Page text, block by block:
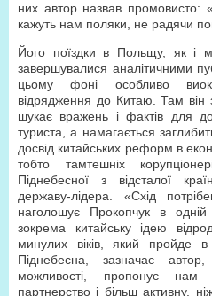
них автор назвав промовисто:
кажуть нам поляки, не радячи
Його поїздки в Польщу, як і
завершувалися аналітичними
цьому фоні особливо
відрядження до Китаю. Там він
шукає вражень і фактів для
туриста, а намагається
досвід китайських реформ в
тобто тамтешніх
Піднебесної з відсталої
державу-лідера. «Схід
наголошує Прокопчук в одній
зокрема китайську ідею
минулих віків, який пройде
Піднебесна, зазначає
можливості, пропонує нам
партнерство і більш активну,